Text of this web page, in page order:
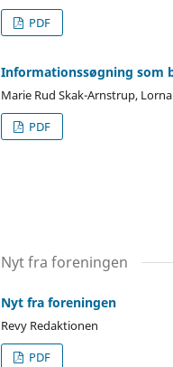
PDF
Informationssøgning som
Marie Rud Skak-Arnstrup,
PDF
Nyt fra foreningen
Nyt fra foreningen
Revy Redaktionen
PDF